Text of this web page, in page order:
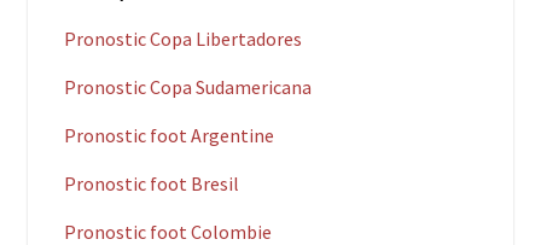
Pronostic Copa Libertadores
Pronostic Copa Sudamericana
Pronostic foot Argentine
Pronostic foot Bresil
Pronostic foot Colombie